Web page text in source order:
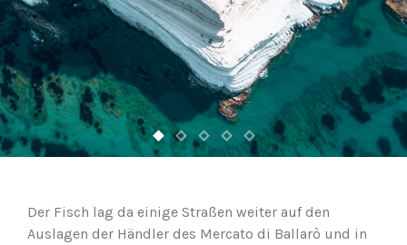
Der Fisch lag da einige Straßen weiter auf den
Auslagen der Händler des Mercato di Ballarò und in